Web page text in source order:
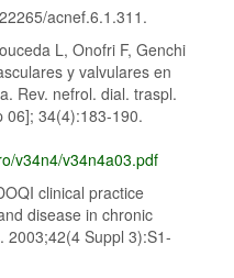
acnef.6.1.311.
L, Onofri F, Genchi
y valvulares en
Rev. nefrol. dial. traspl.
06]; 34(4):183-190.
v34n4/v34n4a03.pdf
clinical practice
disease in chronic
2003;42(4 Suppl 3):S1-